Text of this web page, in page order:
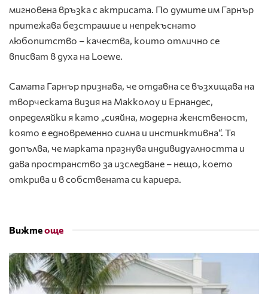
мигновена връзка с актрисата. По думите им Гарнър
притежава безстрашие и непрекъснато
любопитство – качества, които отлично се
вписват в духа на Loewe.
Самата Гарнър признава, че отдавна се възхищава на
творческата визия на Макколоу и Ернандес,
определяйки я като „сияйна, модерна женственост,
която е едновременно силна и инстинктивна“. Тя
допълва, че марката празнува индивидуалността и
дава пространство за изследване – нещо, което
открива и в собствената си кариера.
Вижтеоще